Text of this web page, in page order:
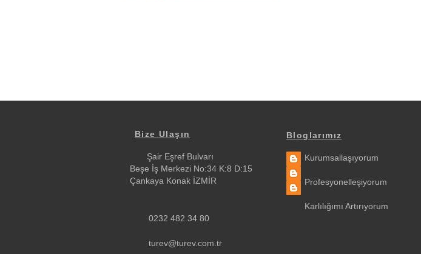
Bize Ulaşın
Şair Eşref Bulvarı
Beşe İş Merkezi No:34 K:8 D:15
Çankaya Konak İZMİR
Bloglarımız
Kurumsallaşıyorum
Profesyonelleşiyorum
Karlılığımı Artırıyorum
0232 482 34 80
turev@turev.com.tr